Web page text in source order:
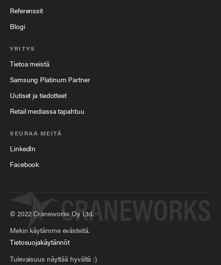
Referenssit
Blogi
YRITYS
Tietoa meistä
Samsung Platinum Partner
Uutiset ja tiedotteet
Retail mediassa tapahtuu
SEURAA MEITÄ
LinkedIn
Facebook
© 2022Craneworks Oy Ltd.
Mekin käytämme evästeitä.
Tietosuojakäytännöt
Tulevaisuus näyttää hyvältä :)